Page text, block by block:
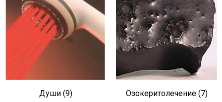
Души (9) Озокеритолечение (7)